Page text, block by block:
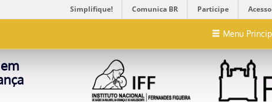
Simplifique! Comunica BR Participe
Menu